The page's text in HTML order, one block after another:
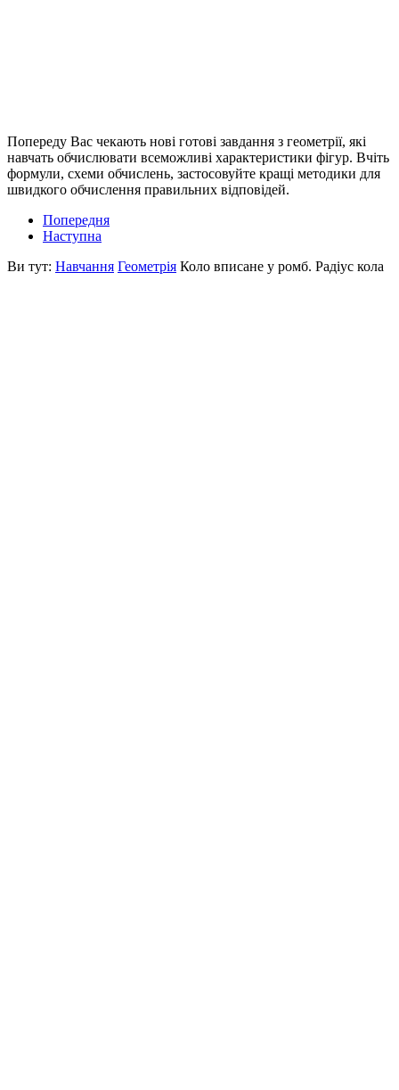
Попереду Вас чекають нові готові завдання з геометрії, які
навчать обчислювати всеможливі характеристики фігур. Вчіть
формули, схеми обчислень, застосовуйте кращі методики для
швидкого обчислення правильних відповідей.
Попередня
Наступна
Ви тут: Навчання Геометрія Коло вписане у ромб. Радіус кола